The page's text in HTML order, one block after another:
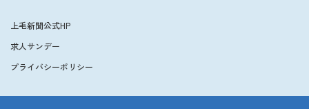
上毛新聞公式HP
求人サンデー
プライバシーポリシー